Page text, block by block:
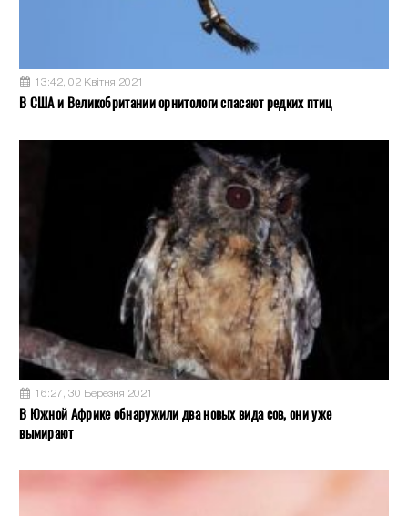
13:42, 02 Квітня 2021
В США и Великобритании орнитологи спасают редких птиц
16:27, 30 Березня 2021
В Южной Африке обнаружили два новых вида сов, они уже
вымирают